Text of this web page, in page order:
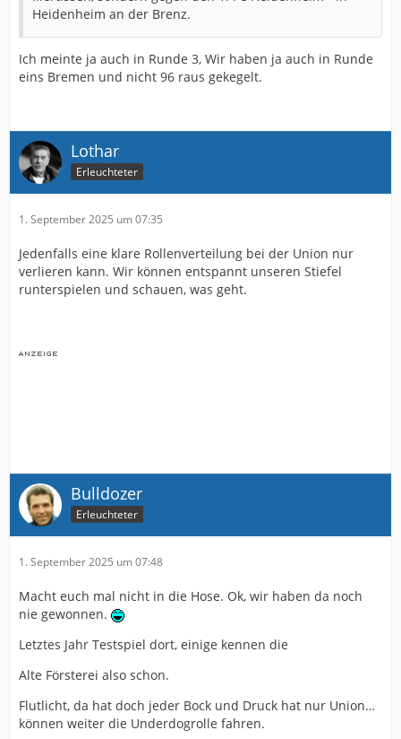
Heidenheim an der Brenz.
Ich meinte ja auch in Runde 3, Wir haben ja auch in Runde
eins Bremen und nicht 96 raus gekegelt.
Lothar
Erleuchteter
1. September 2025 um 07:35
Jedenfalls eine klare Rollenverteilung bei der Union nur
verlieren kann. Wir können entspannt unseren Stiefel
runterspielen und schauen, was geht.
Bulldozer
Erleuchteter
1. September 2025 um 07:48
Macht euch mal nicht in die Hose. Ok, wir haben da noch
nie gewonnen.
Letztes Jahr Testspiel dort, einige kennen die
Alte Försterei also schon.
Flutlicht, da hat doch jeder Bock und Druck hat nur Union…
können weiter die Underdogrolle fahren.